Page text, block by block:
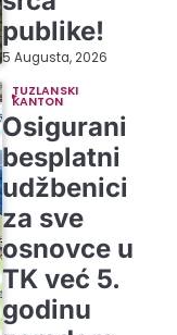
publike!
5 Augusta, 2026
TUZLANSKI
KANTON
Osigurani
besplatni
udžbenici
za sve
osnovce u
TK već 5.
godinu